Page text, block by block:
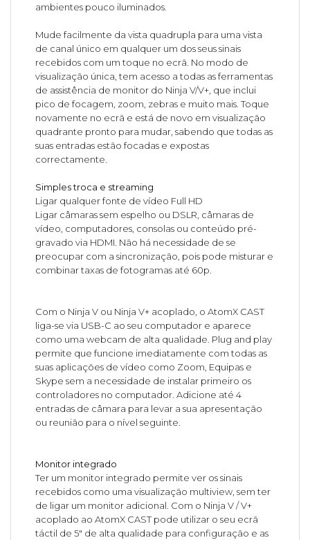
ambientes pouco iluminados.
Mude facilmente da vista quadrupla para uma vista
de canal único em qualquer um dos seus sinais
recebidos com um toque no ecrã. No modo de
visualização única, tem acesso a todas as ferramentas
de assistência de monitor do Ninja V/V+, que inclui
pico de focagem, zoom, zebras e muito mais. Toque
novamente no ecrã e está de novo em visualização
quadrante pronto para mudar, sabendo que todas as
suas entradas estão focadas e expostas
correctamente.
Simples troca e streaming
Ligar qualquer fonte de vídeo Full HD
Ligar câmaras sem espelho ou DSLR, câmaras de
vídeo, computadores, consolas ou conteúdo pré-
gravado via HDMI. Não há necessidade de se
preocupar com a sincronização, pois pode misturar e
combinar taxas de fotogramas até 60p.
Com o Ninja V ou Ninja V+ acoplado, o AtomX CAST
liga-se via USB-C ao seu computador e aparece
como uma webcam de alta qualidade. Plug and play
permite que funcione imediatamente com todas as
suas aplicações de vídeo como Zoom, Equipas e
Skype sem a necessidade de instalar primeiro os
controladores no computador. Adicione até 4
entradas de câmara para levar a sua apresentação
ou reunião para o nível seguinte.
Monitor integrado
Ter um monitor integrado permite ver os sinais
recebidos como uma visualização multiview, sem ter
de ligar um monitor adicional. Com o Ninja V / V+
acoplado ao AtomX CAST pode utilizar o seu ecrã
táctil de 5" de alta qualidade para configuração e as